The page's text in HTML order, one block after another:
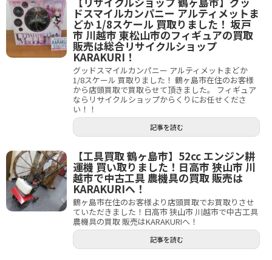
ドスマイルカンパニー アルティメットま
どか 1/8スケール 買取りました！ 坂戸
市 川越市 東松山市のフィギュアの買取
販売は総合リサイクルショップ
KARAKURI！
グッドスマイルカンパニー アルティメットまどか
1/8スケール 買取りました！ 鶴ヶ島市在住のお客様
から店頭買取で買取らせて頂きました。 フィギュア
ならリサイクルショップからくりにお任せくださ
い！！
記事を読む
【工具買取 鶴ヶ島市】52cc エンジン耕
運機 買い取りました！日高市 狭山市 川
越市で中古工具 農機具の買取 販売は
KARAKURIへ！
鶴ヶ島市在住のお客様より店頭買取でお買取りさせ
ていただきました！日高市 狭山市 川越市で中古工具
農機具の買取 販売はKARAKURIへ！
記事を読む